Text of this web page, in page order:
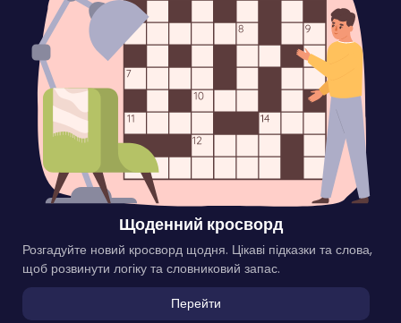
Щоденний кросворд
Розгадуйте новий кросворд щодня. Цікаві підказки та слова,
щоб розвинути логіку та словниковий запас.
Перейти